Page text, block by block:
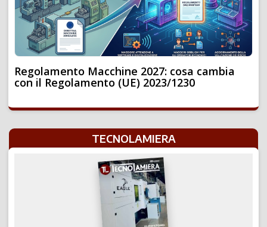
Regolamento Macchine 2027: cosa cambia
con il Regolamento (UE) 2023/1230
TECNOLAMIERA